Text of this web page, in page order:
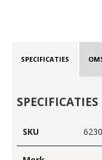
SPECIFICATIES
SPECIFICATIES
SKU